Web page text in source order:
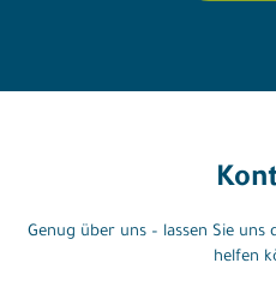
Genug über uns – lassen Sie
helfen